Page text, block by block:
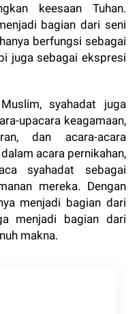
keesaan Tuhan.
bagian dari seni
berfungsi sebagai
juga sebagai ekspresi
syahadat juga
upacara keagamaan,
dan acara-acara
acara pernikahan,
syahadat sebagai
mereka. Dengan
menjadi bagian dari
menjadi bagian dari
makna.